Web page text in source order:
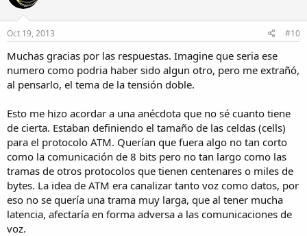
Oct 19, 2013 #10
Muchas gracias por las respuestas. Imagine que seria ese
numero como podria haber sido algun otro, pero me extrañó,
al pensarlo, el tema de la tensión doble.
Esto me hizo acordar a una anécdota que no sé cuanto tiene
de cierta. Estaban definiendo el tamaño de las celdas (cells)
para el protocolo ATM. Querían que fuera algo no tan corto
como la comunicación de 8 bits pero no tan largo como las
tramas de otros protocolos que tienen centenares o miles de
bytes. La idea de ATM era canalizar tanto voz como datos, por
eso no se quería una trama muy larga, que al tener mucha
latencia, afectaría en forma adversa a las comunicaciones de
voz.